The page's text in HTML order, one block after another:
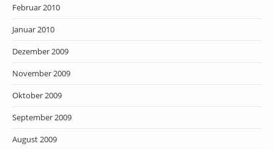
Februar 2010
Januar 2010
Dezember 2009
November 2009
Oktober 2009
September 2009
August 2009